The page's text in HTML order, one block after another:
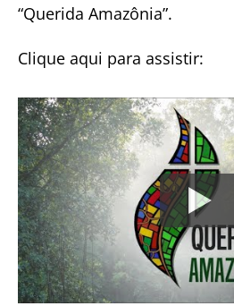
“Querida Amazônia”.
Clique aqui para assistir: